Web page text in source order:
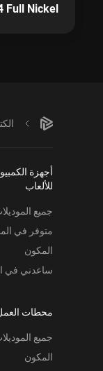
Full Nickel
أجهزة
للألعاب
جميع
متوفر في
المكون
ساعدني في
محطات
جميع
المكون